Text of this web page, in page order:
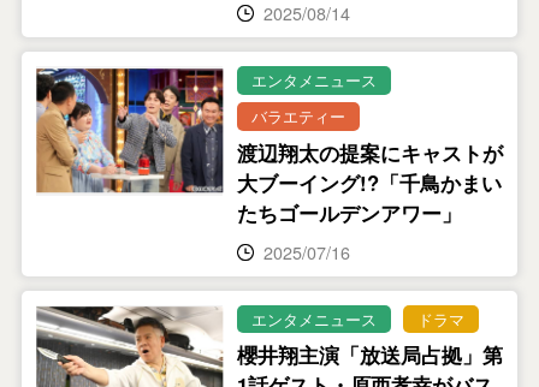
2025/08/14
エンタメニュース
バラエティー
渡辺翔太の提案にキャストが
大ブーイング!?「千鳥かまい
たちゴールデンアワー」
2025/07/16
エンタメニュース ドラマ
櫻井翔主演「放送局占拠」第